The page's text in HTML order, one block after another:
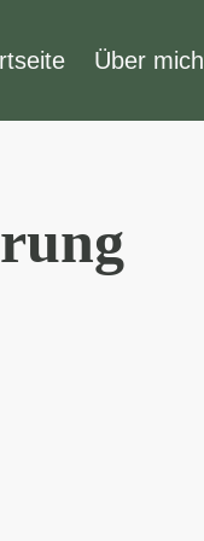
Über mich